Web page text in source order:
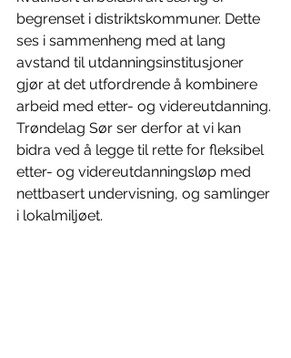
begrenset i distriktskommuner. Dette
ses i sammenheng med at lang
avstand til utdanningsinstitusjoner
gjør at det utfordrende å kombinere
arbeid med etter- og videreutdanning.
Trøndelag Sør ser derfor at vi kan
bidra ved å legge til rette for fleksibel
etter- og videreutdanningsløp med
nettbasert undervisning, og samlinger
i lokalmiljøet.